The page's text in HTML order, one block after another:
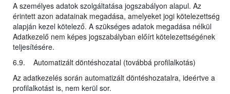
A személyes adatok szolgáltatása jogszabályon alapul. Az
érintett azon adatainak megadása, amelyeket jogi kötelezettség
alapján kezel kötelező. A szükséges adatok megadása nélkül
Adatkezelő nem képes jogszabályban előírt kötelezettségének
teljesítésére.
6.9. Automatizált döntéshozatal (továbbá profilalkotás)
Az adatkezelés során automatizált döntéshozatalra, ideértve a
profilalkotást is, nem kerül sor.